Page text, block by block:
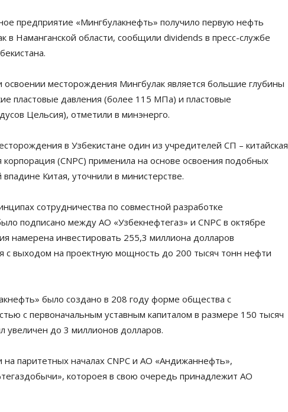
предприятие «Мингбулакнефть» получило первую нефть
в Наманганской области, сообщили dividends в пресс-службе
месторождения Мингбулак является большие глубины
пластовые давления (более 115 МПа) и пластовые
Цельсия), отметили в минэнерго.
в Узбекистане один из учредителей СП – китайская
(СNPC) применила на основе освоения подобных
Китая, уточнили в министерстве.
сотрудничества по совместной разработке
подписано между АО «Узбекнефтегаз» и CNPC в октябре
намерена инвестировать 255,3 миллиона долларов
с выходом на проектную мощность до 200 тысяч тонн нефти
было создано в 208 году форме общества с
с первоначальным уставным капиталом в размере 150 тысяч
увеличен до 3 миллионов долларов.
на паритетных началах CNPC и АО «Андижаннефть»,
котороея в свою очередь принадлежит АО